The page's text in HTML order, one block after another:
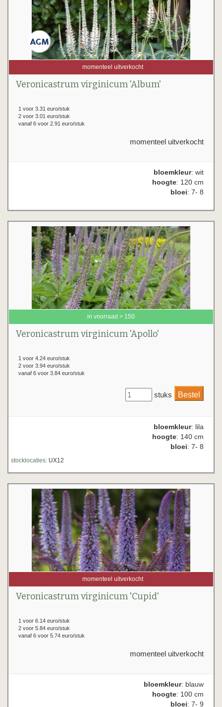
momenteel uitverkocht
Veronicastrum virginicum 'Album'
1 voor 3.31 euro/stuk
2 voor 3.01 euro/stuk
vanaf 6 voor 2.91 euro/stuk
momenteel uitverkocht
bloemkleur: wit
hoogte: 120 cm
bloei: 7- 8
in voorraad > 150
Veronicastrum virginicum 'Apollo'
1 voor 4.24 euro/stuk
2 voor 3.94 euro/stuk
vanaf 6 voor 3.84 euro/stuk
stuks
bloemkleur: lila
hoogte: 140 cm
bloei: 7- 8
stocklocaties: UX12
momenteel uitverkocht
Veronicastrum virginicum 'Cupid'
1 voor 6.14 euro/stuk
2 voor 5.84 euro/stuk
vanaf 6 voor 5.74 euro/stuk
momenteel uitverkocht
bloemkleur: blauw
hoogte: 100 cm
bloei: 7- 9